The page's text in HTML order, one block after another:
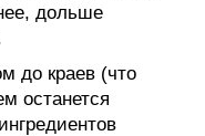
дольше
до краев (что
останется